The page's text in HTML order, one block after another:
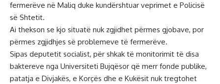
fermerëve në Maliq duke kundërshtuar veprimet e Policisë
së Shtetit.
Ai thekson se kjo situatë nuk zgjidhet përmes gjobave, por
përmes zgjidhjes së problemeve të fermerëve.
Sipas deputetit socialist, për shkak të monitorimit të disa
baktereve nga Universiteti Bujqësor që merr fonde publike,
patatja e Divjakës, e Korçës dhe e Kukësit nuk tregtohet